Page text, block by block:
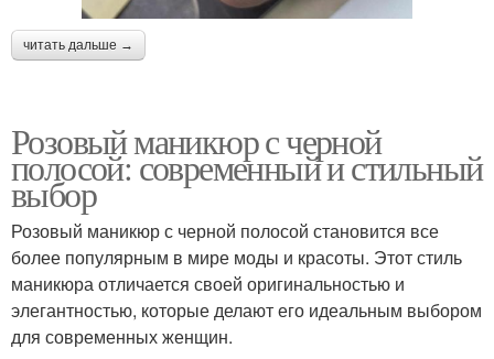
читать дальше →
Розовый маникюр с черной
полосой: современный и стильный
выбор
Розовый маникюр с черной полосой становится все
более популярным в мире моды и красоты. Этот стиль
маникюра отличается своей оригинальностью и
элегантностью, которые делают его идеальным выбором
для современных женщин.